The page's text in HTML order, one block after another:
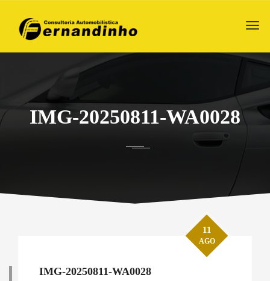
IMG-20250811-WA0028
IMG-20250811-WA0028
11
AGO